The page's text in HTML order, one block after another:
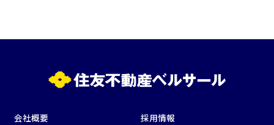
会社概要
採用情報